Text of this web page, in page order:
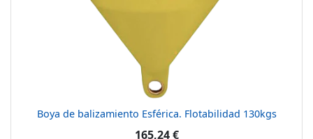
Boya de balizamiento Esférica. Flotabilidad 130kgs
165,24 €